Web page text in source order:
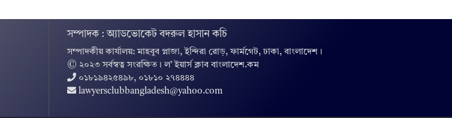
সম্পাদক : অ্যাডভোকেট বদরুল হাসান কচি
সম্পাদকীয় কার্যালয়: মাহবুব প্লাজা, ইন্দিরা রোড়, ফার্মগেট, ঢাকা, বাংলাদেশ।
© ২০২৩ সর্বস্বত্ব সংরক্ষিত । ল’ ইয়ার্স ক্লাব বাংলাদেশ.কম
০১৮১৯৪২৫৪৯৮, ০১৮১০ ২৭৪৪৪৪
lawyersclubbangladesh@yahoo.com